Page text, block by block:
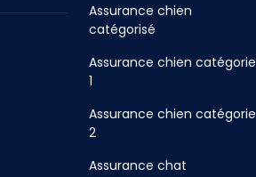
Assurance chien
catégorisé
Assurance chien catégorie
1
Assurance chien catégorie
2
Assurance chat